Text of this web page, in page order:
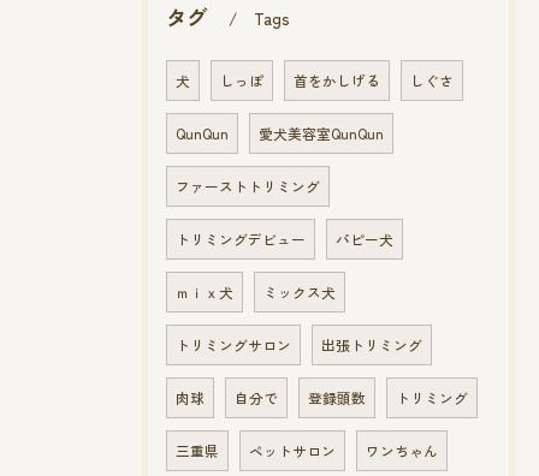
タグ Tags
犬 しっぽ 首をかしげる しぐさ
QunQun 愛犬美容室QunQun
ファーストトリミング
トリミングデビュー パピー犬
ｍｉｘ犬 ミックス犬
トリミングサロン 出張トリミング
肉球 自分で 登録頭数 トリミング
三重県 ペットサロン ワンちゃん